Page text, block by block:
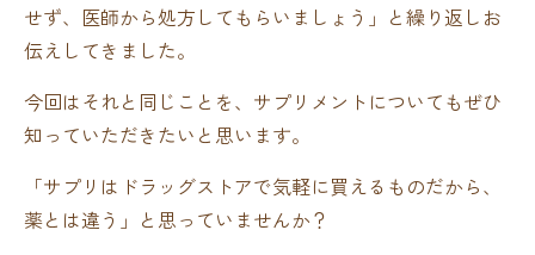
せず、医師から処方してもらいましょう」と繰り返しお
伝えしてきました。
今回はそれと同じことを、サプリメントについてもぜひ
知っていただきたいと思います。
「サプリはドラッグストアで気軽に買えるものだから、
薬とは違う」と思っていませんか？